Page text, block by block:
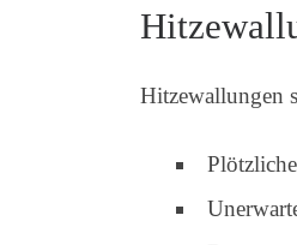
Hitzewallungen